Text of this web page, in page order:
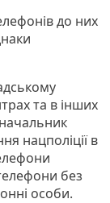
до них
та в інших
нацполіції в
без
особи.